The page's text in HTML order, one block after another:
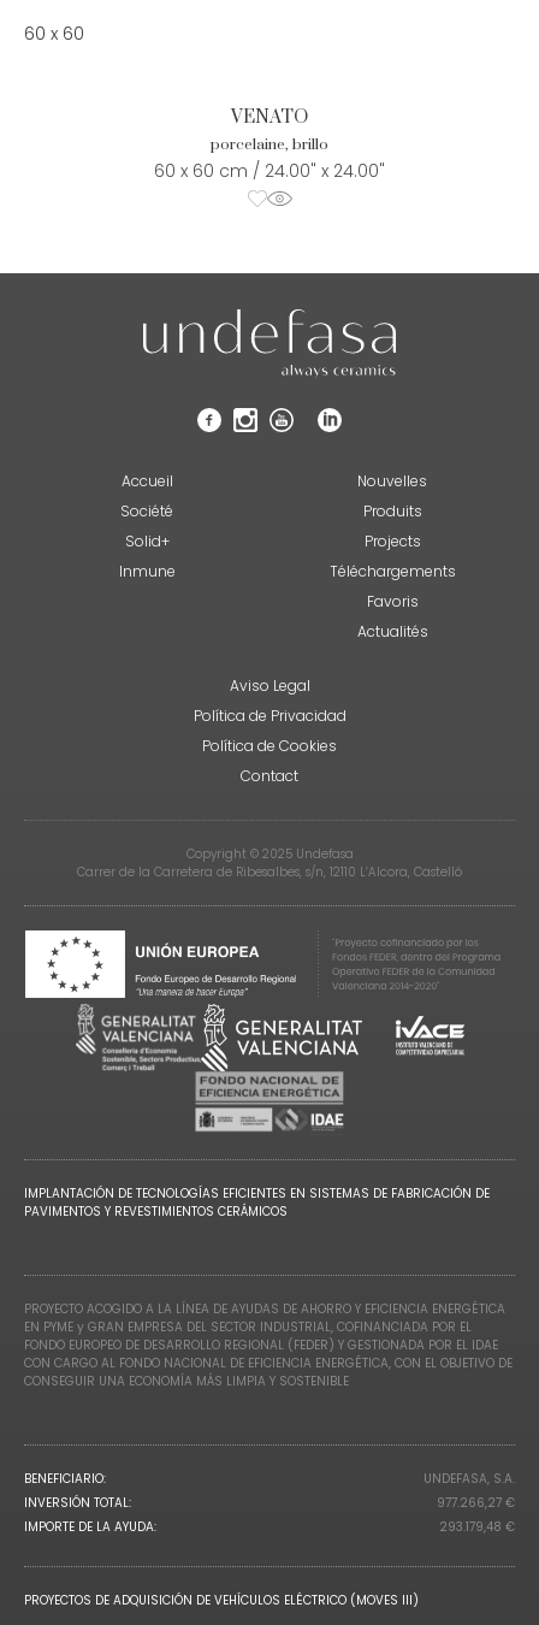
60 x 60
VENATO
porcelaine, brillo
60 x 60 cm / 24.00" x 24.00"
Accueil
Société
Solid+
Inmune
Nouvelles
Produits
Projects
Téléchargements
Favoris
Actualités
Aviso Legal
Política de Privacidad
Política de Cookies
Contact
Copyright © 2025 Undefasa
Carrer de la Carretera de Ribesalbes, s/n, 12110 L’Alcora, Castelló
IMPLANTACIÓN DE TECNOLOGÍAS EFICIENTES EN SISTEMAS DE FABRICACIÓN DE
PAVIMENTOS Y REVESTIMIENTOS CERÁMICOS
PROYECTO ACOGIDO A LA LÍNEA DE AYUDAS DE AHORRO Y EFICIENCIA ENERGÉTICA
EN PYME y GRAN EMPRESA DEL SECTOR INDUSTRIAL, COFINANCIADA POR EL
FONDO EUROPEO DE DESARROLLO REGIONAL (FEDER) Y GESTIONADA POR EL IDAE
CON CARGO AL FONDO NACIONAL DE EFICIENCIA ENERGÉTICA, CON EL OBJETIVO DE
CONSEGUIR UNA ECONOMÍA MÁS LIMPIA Y SOSTENIBLE
BENEFICIARIO:
UNDEFASA, S.A.
INVERSIÓN TOTAL:
977.266,27 €
IMPORTE DE LA AYUDA:
293.179,48 €
PROYECTOS DE ADQUISICIÓN DE VEHÍCULOS ELÉCTRICO (MOVES III)